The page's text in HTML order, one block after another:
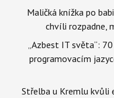
Maličká knížka po
chvíli rozpadne,
„Azbest IT světa“:
programovacím
Střelba u Kremlu kvůli